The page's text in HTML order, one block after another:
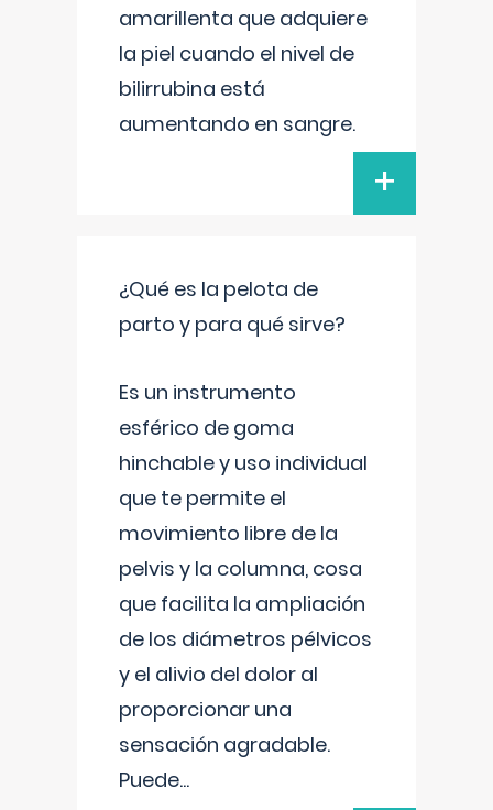
amarillenta que adquiere
la piel cuando el nivel de
bilirrubina está
aumentando en sangre.
+
¿Qué es la pelota de
parto y para qué sirve?
Es un instrumento
esférico de goma
hinchable y uso individual
que te permite el
movimiento libre de la
pelvis y la columna, cosa
que facilita la ampliación
de los diámetros pélvicos
y el alivio del dolor al
proporcionar una
sensación agradable.
Puede...